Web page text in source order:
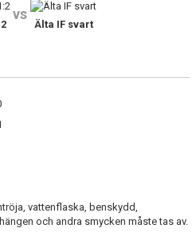
vs
Älta IF svart
vattenflaska, benskydd,
och andra smycken måste tas av.